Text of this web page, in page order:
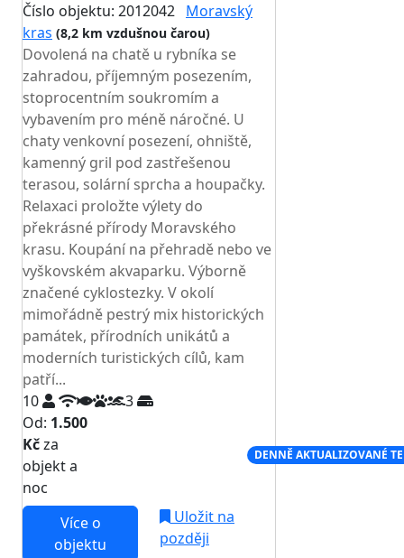
Číslo objektu: 2012042 Moravský
kras (8,2 km vzdušnou čarou)
Dovolená na chatě u rybníka se
zahradou, příjemným posezením,
stoprocentním soukromím a
vybavením pro méně náročné. U
chaty venkovní posezení, ohniště,
kamenný gril pod zastřešenou
terasou, solární sprcha a houpačky.
Relaxaci proložte výlety do
překrásné přírody Moravského
krasu. Koupání na přehradě nebo ve
vyškovském akvaparku. Výborně
značené cyklostezky. V okolí
mimořádně pestrý mix historických
památek, přírodních unikátů a
moderních turistických cílů, kam
patří...
10
3
Od: 1.500
Kčza
objekt a
noc
DENNĚ AKTUALIZOVANÉ
Více o
objektu
Uložit na
později